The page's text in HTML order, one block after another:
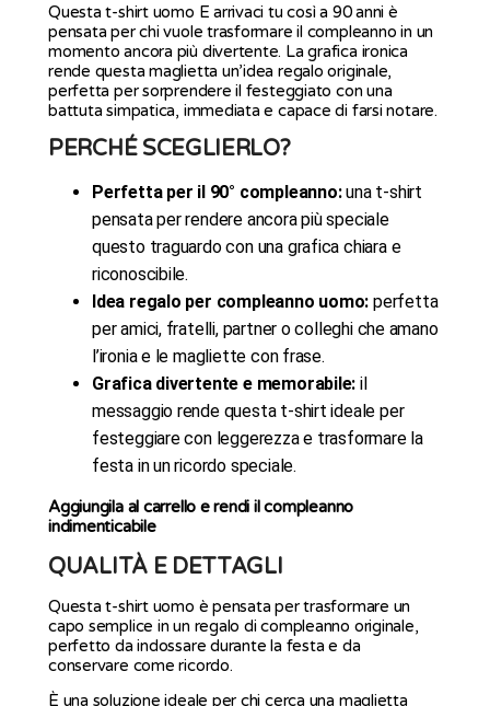
Questa t-shirt uomo E arrivaci tu così a 90 anni è
pensata per chi vuole trasformare il compleanno in un
momento ancora più divertente. La grafica ironica
rende questa maglietta un’idea regalo originale,
perfetta per sorprendere il festeggiato con una
battuta simpatica, immediata e capace di farsi notare.
PERCHÉ SCEGLIERLO?
Perfetta per il 90° compleanno:una t-shirt
pensata per rendere ancora più speciale
questo traguardo con una grafica chiara e
riconoscibile.
Idea regalo per compleanno uomo: perfetta
per amici, fratelli, partner o colleghi che amano
l’ironia e le magliette con frase.
Grafica divertente e memorabile: il
messaggio rende questa t-shirt ideale per
festeggiare con leggerezza e trasformare la
festa in un ricordo speciale.
Aggiungila al carrello e rendi il compleanno
indimenticabile
QUALITÀ E DETTAGLI
Questa t-shirt uomo è pensata per trasformare un
capo semplice in un regalo di compleanno originale,
perfetto da indossare durante la festa e da
conservare come ricordo.
È una soluzione ideale per chi cerca una maglietta